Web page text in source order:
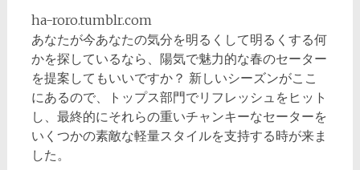
ha-roro.tumblr.com
あなたが今あなたの気分を明るくして明るくする何
かを探しているなら、陽気で魅力的な春のセーター
を提案してもいいですか？ 新しいシーズンがここ
にあるので、トップス部門でリフレッシュをヒット
し、最終的にそれらの重いチャンキーなセーターを
いくつかの素敵な軽量スタイルを支持する時が来ま
した。